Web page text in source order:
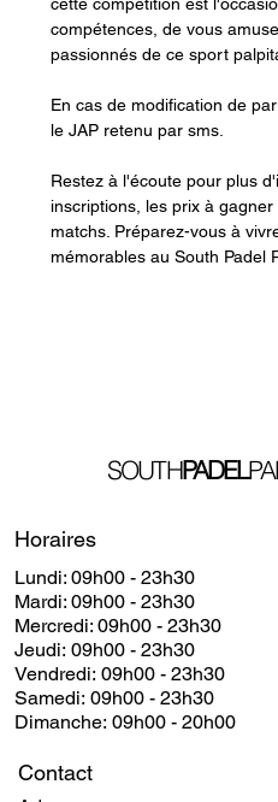
compétences, de vous
passionnés de ce sport
En cas de modification de
le JAP retenu par sms.
Restez à l'écoute pour plus
inscriptions, les prix à
matchs. Préparez-vous à
mémorables au South Padel
SOUTHPADEL
Horaires
Lundi: 09h00 - 23h30
​​Mardi: 09h00 - 23h30
​Mercredi: 09h00 - 23h30
Jeudi: 09h00 - 23h30
Vendredi: 09h00 - 23h30
Samedi: 09h00 - 23h30
Dimanche: 09h00 - 20h00
Contact